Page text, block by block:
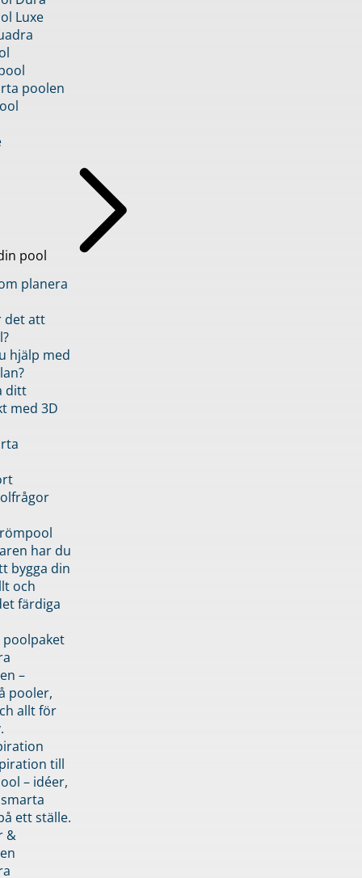
Luxe
poolen
pool
planera
det att
hjälp med
ditt
med 3D
har du
bygga din
och
färdiga
–
pooler,
allt för
till
– idéer,
ett ställe.
&